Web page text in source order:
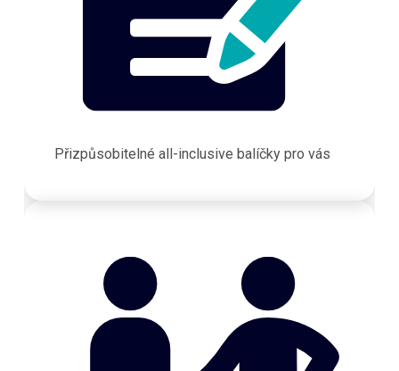
Přizpůsobitelné all-inclusive balíčky pro vás